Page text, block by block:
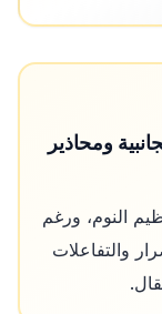
ومحاذير
النوم، ورغم
والتفاعلات